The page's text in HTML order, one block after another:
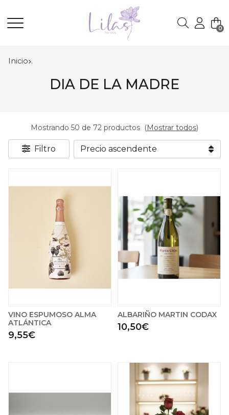
Buscar 0
Inicio .
DIA DE LA MADRE
Mostrando 50 de 72 productos (Mostrar todos)
Filtro
VINO ESPUMOSO ALMA
ATLÁNTICA
9,55€
ALBARIÑO MARTIN CODAX
10,50€